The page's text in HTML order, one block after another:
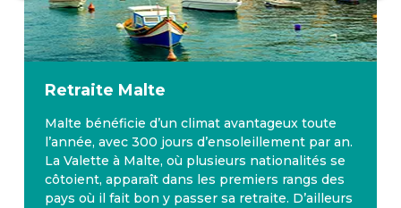
Retraite Malte
Malte bénéficie d’un climat avantageux toute
l’année, avec 300 jours d’ensoleillement par an.
La Valette à Malte, où plusieurs nationalités se
côtoient, apparaît dans les premiers rangs des
pays où il fait bon y passer sa retraite. D’ailleurs